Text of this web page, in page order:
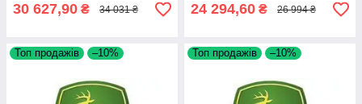
30 627,90 ₴ 34 031 ₴ 24 294,60 ₴ 26 994 ₴
Топ продажів –10% Топ продажів –10%